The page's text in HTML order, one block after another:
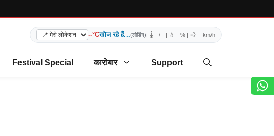
--°Cखोज रहे हैं...(लोडिंग)| 🌡️ --/-- | 💧 --% | 💨 -- km/h
Festival Special कारोबार Support